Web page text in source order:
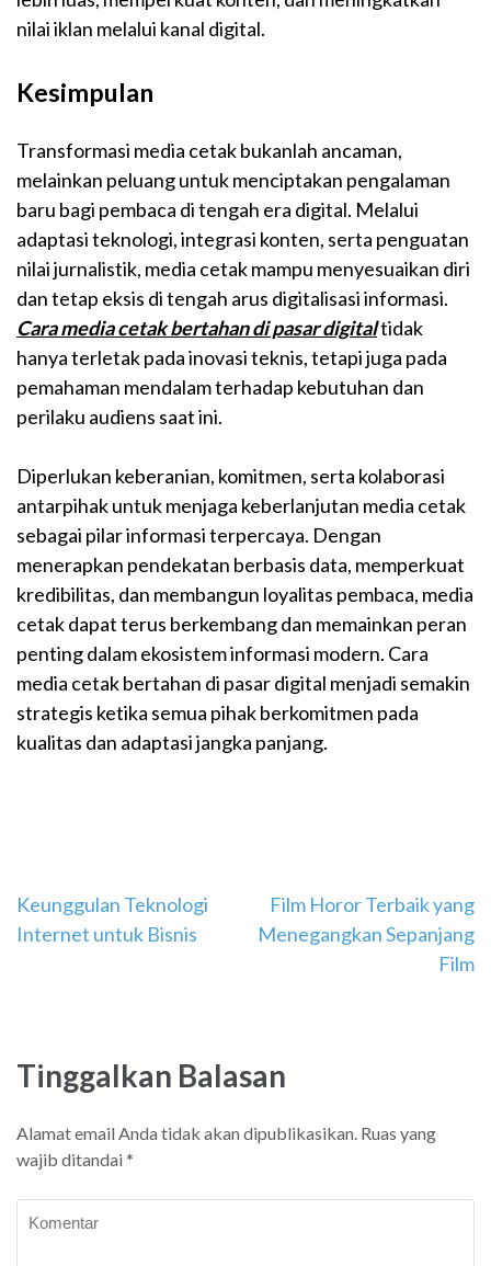
nilai iklan melalui kanal digital.
Kesimpulan
Transformasi media cetak bukanlah ancaman,
melainkan peluang untuk menciptakan pengalaman
baru bagi pembaca di tengah era digital. Melalui
adaptasi teknologi, integrasi konten, serta penguatan
nilai jurnalistik, media cetak mampu menyesuaikan diri
dan tetap eksis di tengah arus digitalisasi informasi.
Cara media cetak bertahan di pasar digitaltidak
hanya terletak pada inovasi teknis, tetapi juga pada
pemahaman mendalam terhadap kebutuhan dan
perilaku audiens saat ini.
Diperlukan keberanian, komitmen, serta kolaborasi
antarpihak untuk menjaga keberlanjutan media cetak
sebagai pilar informasi terpercaya. Dengan
menerapkan pendekatan berbasis data, memperkuat
kredibilitas, dan membangun loyalitas pembaca, media
cetak dapat terus berkembang dan memainkan peran
penting dalam ekosistem informasi modern. Cara
media cetak bertahan di pasar digital menjadi semakin
strategis ketika semua pihak berkomitmen pada
kualitas dan adaptasi jangka panjang.
Navigasi
pos
Keunggulan Teknologi
Internet untuk Bisnis
Film Horor Terbaik yang
Menegangkan Sepanjang
Film
Tinggalkan Balasan
Alamat email Anda tidak akan dipublikasikan. Ruas yang
wajib ditandai *